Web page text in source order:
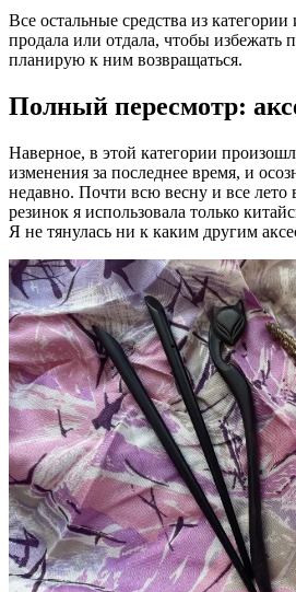
Все остальные средства из
продала или отдала, чтобы избежать
планирую к ним возвращаться.
Полный пересмотр:
Наверное, в этой категории
изменения за последнее время, и
недавно. Почти всю весну и все
резинок я использовала только
Я не тянулась ни к каким другим